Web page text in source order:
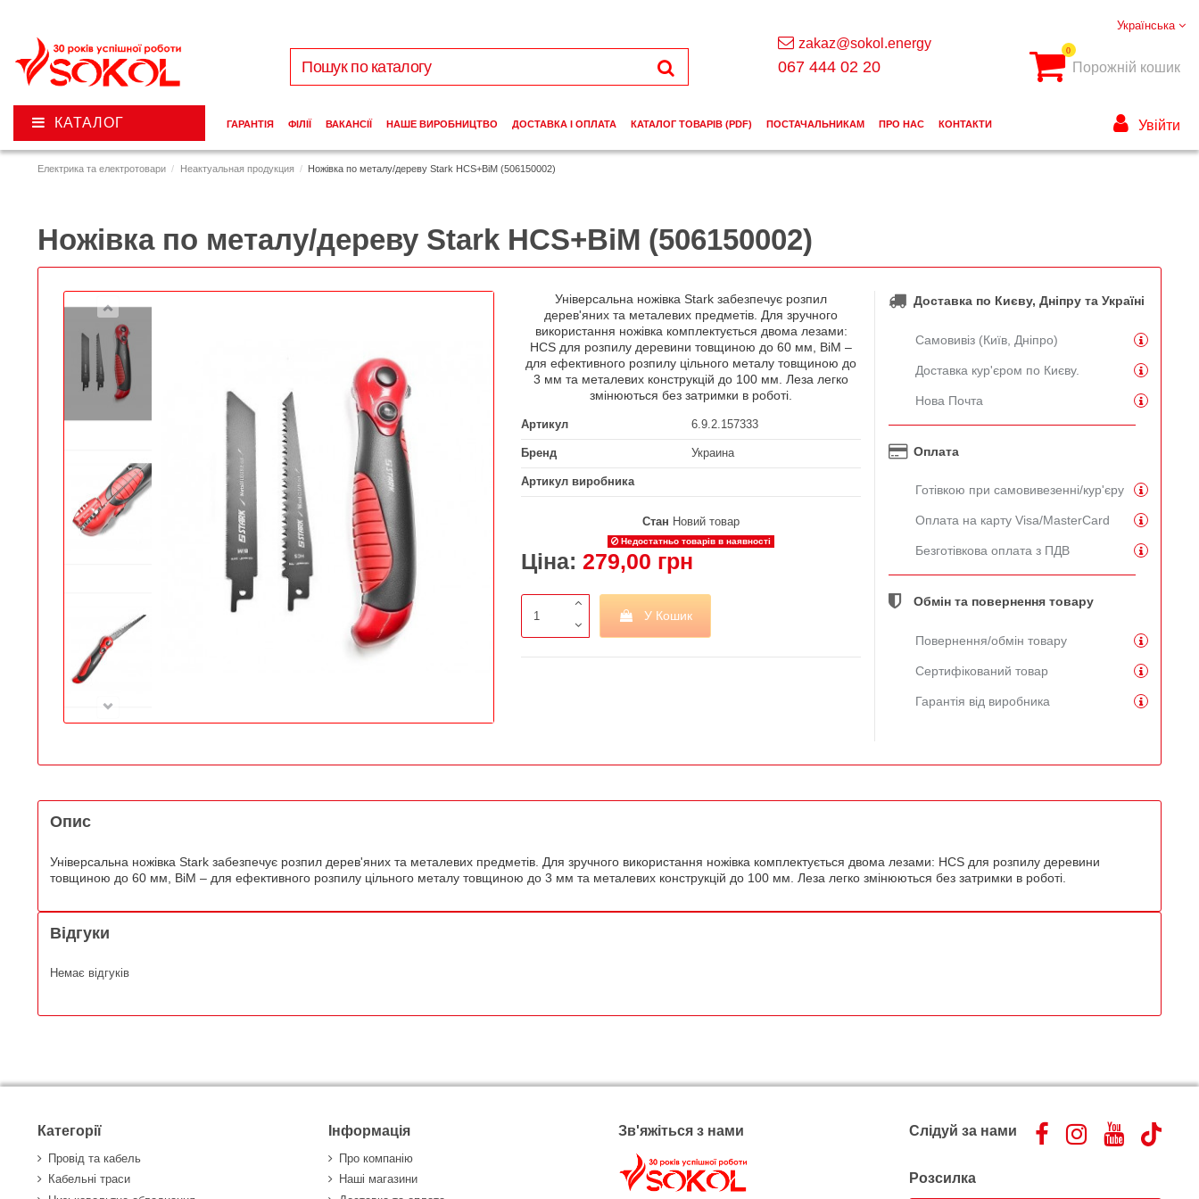
Електрика та електротовари Неактуальная продукция Ножівка по металу/дереву Stark HCS+BiM (506150002)
Ножівка по металу/дереву Stark HCS+BiM (506150002)
Універсальна ножівка Stark забезпечує розпил
дерев'яних та металевих предметів. Для зручного
використання ножівка комплектується двома лезами:
HCS для розпилу деревини товщиною до 60 мм, BiM –
для ефективного розпилу цільного металу товщиною до
3 мм та металевих конструкцій до 100 мм. Леза легко
змінюються без затримки в роботі.
Артикул 6.9.2.157333
Бренд Украина
Артикул виробника
Стан Новий товар
Недостатньо товарів в наявності
Ціна: 279,00 грн
У Кошик
Доставка по Києву, Дніпру та Україні
Самовивіз (Київ, Дніпро)
Доставка кур'єром по Києву.
Нова Почта
Оплата
Готівкою при самовивезенні/кур'єру
Оплата на карту Visa/MasterCard
Безготівкова оплата з ПДВ
Обмін та повернення товару
Повернення/обмін товару
Сертифікований товар
Гарантія від виробника
Опис
Універсальна ножівка Stark забезпечує розпил дерев'яних та металевих предметів. Для зручного використання ножівка комплектується двома лезами: HCS для розпилу деревини
товщиною до 60 мм, BiM – для ефективного розпилу цільного металу товщиною до 3 мм та металевих конструкцій до 100 мм. Леза легко змінюються без затримки в роботі.
Відгуки
Немає відгуків
Українська
zakaz@sokol.energy
067 444 02 20
0
Порожній кошик
КАТАЛОГ ГАРАНТІЯ ФІЛІЇ ВАКАНСІЇ НАШЕ ВИРОБНИЦТВО ДОСТАВКА І ОПЛАТА КАТАЛОГ ТОВАРІВ (PDF) ПОСТАЧАЛЬНИКАМ ПРО НАС КОНТАКТИ Увійти
Категорії
Провід та кабель
Кабельні траси
Інформація
Про компанію
Наші магазини
Зв'яжіться з нами Слідуй за нами
Розсилка